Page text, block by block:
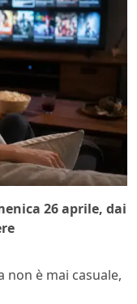
26 aprile, dai
non è mai casuale,